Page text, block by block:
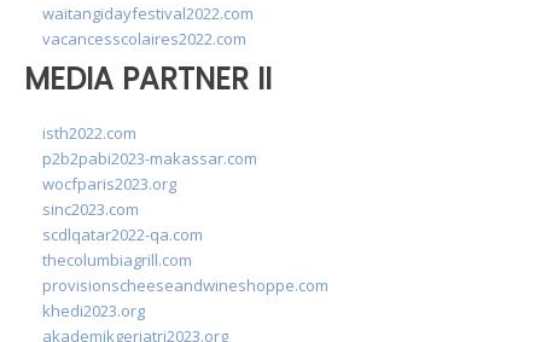
waitangidayfestival2022.com
vacancesscolaires2022.com
MEDIA PARTNER II
isth2022.com
p2b2pabi2023-makassar.com
wocfparis2023.org
sinc2023.com
scdlqatar2022-qa.com
thecolumbiagrill.com
provisionscheeseandwineshoppe.com
khedi2023.org
akademikgeriatri2023.org